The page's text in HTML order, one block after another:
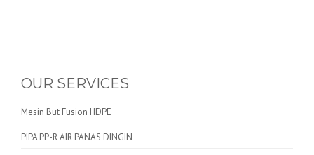
OUR SERVICES
Mesin But Fusion HDPE
PIPA PP-R AIR PANAS DINGIN